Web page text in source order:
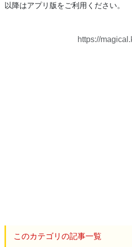
以降はアプリ版をご利用ください。
https://
このカテゴリの記事一覧